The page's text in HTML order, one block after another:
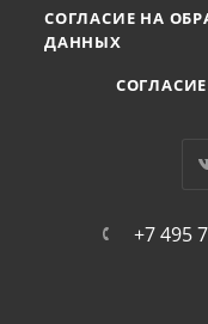
СОГЛАСИЕ НА
ДАННЫХ
СОГЛАСИЕ
+7 495